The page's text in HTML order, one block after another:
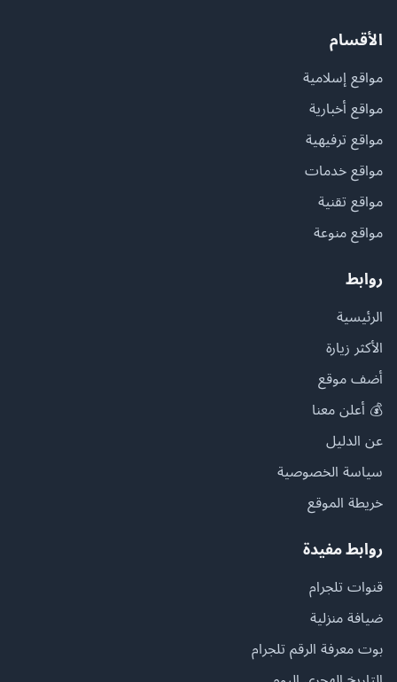
الأقسام
مواقع إسلامية
مواقع أخبارية
مواقع ترفيهية
مواقع خدمات
مواقع تقنية
مواقع منوعة
روابط
الرئيسية
الأكثر زيارة
أضف موقع
💰 أعلن معنا
عن الدليل
سياسة الخصوصية
خريطة الموقع
روابط مفيدة
قنوات تلجرام
ضيافة منزلية
بوت معرفة الرقم تلجرام